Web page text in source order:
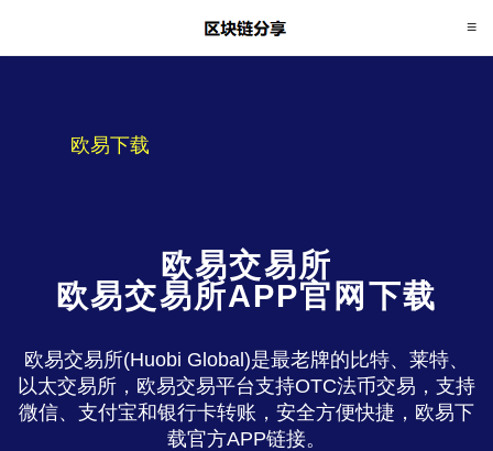
欧易下载
欧易交易所
欧易交易所APP官网下载
欧易交易所(Huobi Global)是最老牌的比特、莱特、
以太交易所，欧易交易平台支持OTC法币交易，支持
微信、支付宝和银行卡转账，安全方便快捷，欧易下
载官方APP链接。